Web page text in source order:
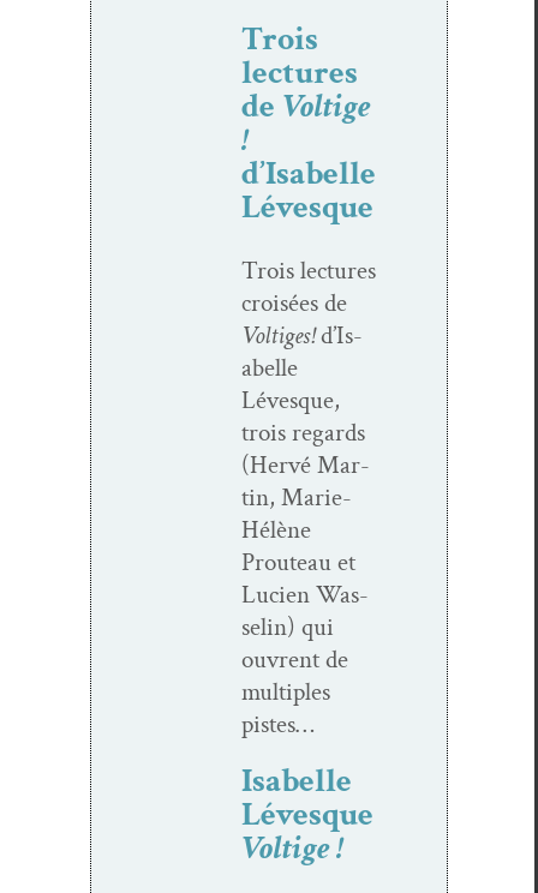
Trois
lectures
de Voltige
!
d’Isabelle
Lévesque
Trois lec­tures
croisées de
Voltiges!d’Is­
abelle
Lévesque,
trois regards
(Hervé Mar­
tin, Marie-
Hélène
Prouteau et
Lucien Was­
selin) qui
ouvrent de
mul­ti­ples
pistes…
Isabelle
Lévesque
Voltige !